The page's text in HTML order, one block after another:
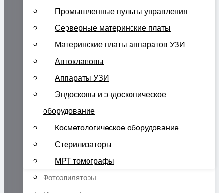
Промышленные пульты управления
Серверные материнские платы
Материнские платы аппаратов УЗИ
Автоклавовы
Аппараты УЗИ
Эндоскопы и эндоскопическое
оборудование
Косметологическое оборудование
Стерилизаторы
МРТ томографы
Фотоэпиляторы